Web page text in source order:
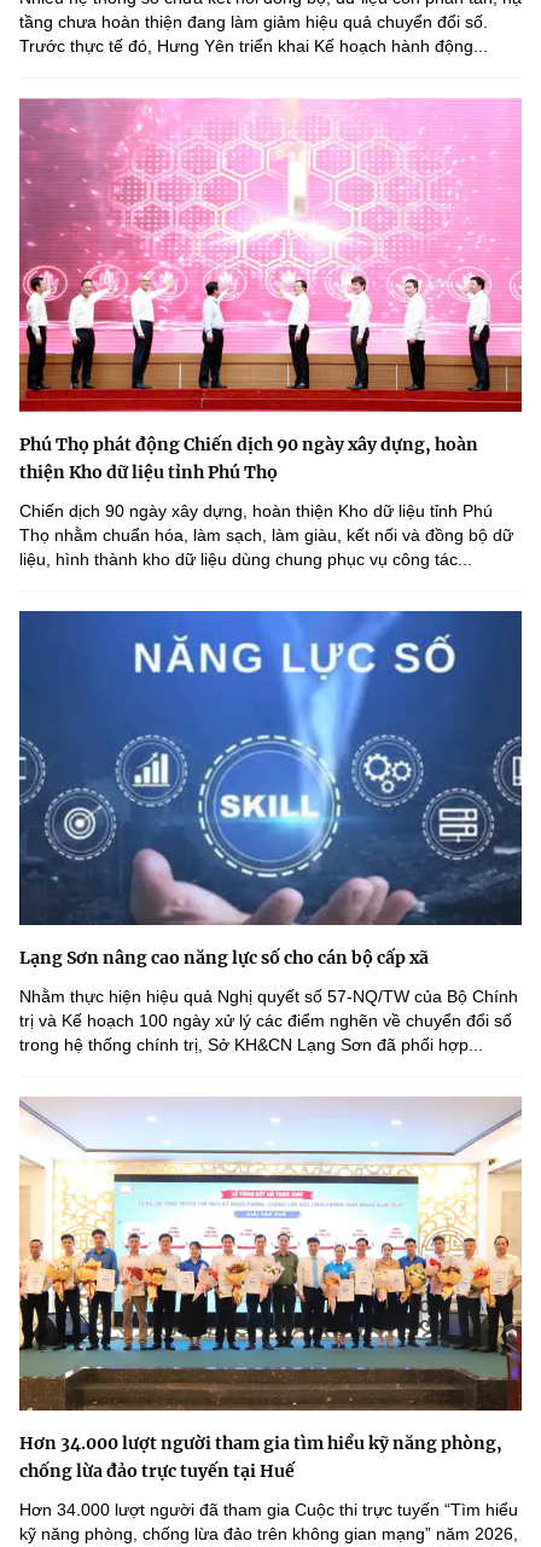
tầng chưa hoàn thiện đang làm giảm hiệu quả chuyển đổi số.
Trước thực tế đó, Hưng Yên triển khai Kế hoạch hành động...
Phú Thọ phát động Chiến dịch 90 ngày xây dựng, hoàn
thiện Kho dữ liệu tỉnh Phú Thọ
Chiến dịch 90 ngày xây dựng, hoàn thiện Kho dữ liệu tỉnh Phú
Thọ nhằm chuẩn hóa, làm sạch, làm giàu, kết nối và đồng bộ dữ
liệu, hình thành kho dữ liệu dùng chung phục vụ công tác...
Lạng Sơn nâng cao năng lực số cho cán bộ cấp xã
Nhằm thực hiện hiệu quả Nghị quyết số 57-NQ/TW của Bộ Chính
trị và Kế hoạch 100 ngày xử lý các điểm nghẽn về chuyển đổi số
trong hệ thống chính trị, Sở KH&CN Lạng Sơn đã phối hợp...
Hơn 34.000 lượt người tham gia tìm hiểu kỹ năng phòng,
chống lừa đảo trực tuyến tại Huế
Hơn 34.000 lượt người đã tham gia Cuộc thi trực tuyến “Tìm hiểu
kỹ năng phòng, chống lừa đảo trên không gian mạng” năm 2026,